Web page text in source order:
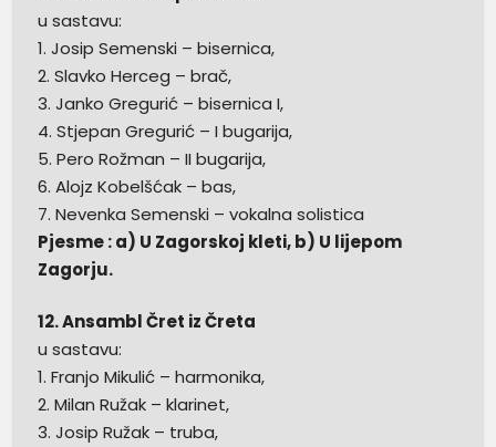
u sastavu:
1. Josip Semenski – bisernica,
2. Slavko Herceg – brač,
3. Janko Gregurić – bisernica I,
4. Stjepan Gregurić – I bugarija,
5. Pero Rožman – II bugarija,
6. Alojz Kobelšćak – bas,
7. Nevenka Semenski – vokalna solistica
Pjesme : a) U Zagorskoj kleti, b) U lijepom
Zagorju.
12. Ansambl Čret iz Čreta
u sastavu:
1. Franjo Mikulić – harmonika,
2. Milan Ružak – klarinet,
3. Josip Ružak – truba,